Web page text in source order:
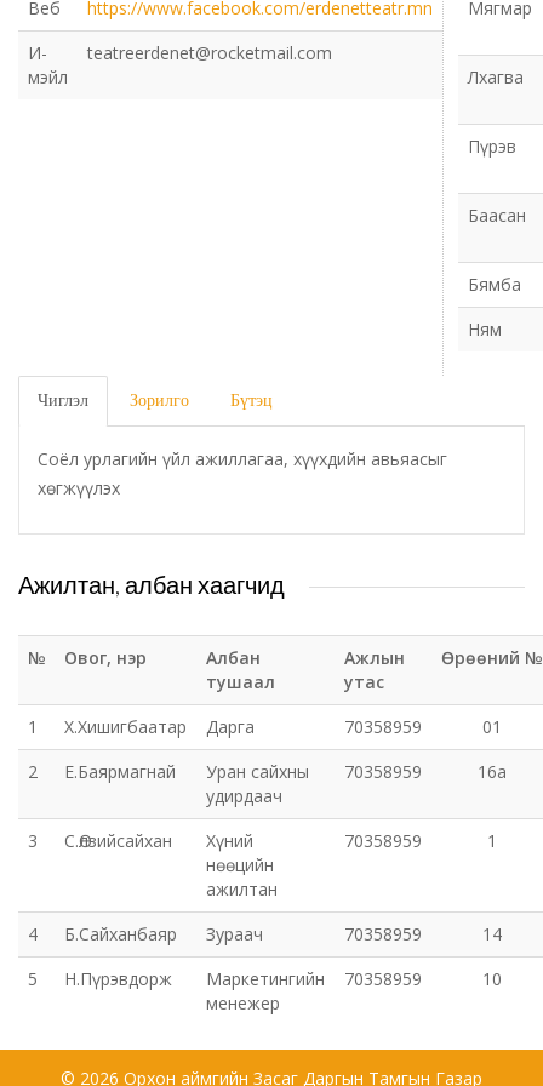
Газрын харилцаа барилга хот байгуулалтын газар
Санхүүгийн хяналт, дотоод аудитын газар
Стандарт, хэмжил зүйн хэлтэс
Статистикийн хэлтэс
Татварын газар
Улсын бүртгэлийн хэлтэс
Ус цаг уур, орчны шинжилгээний төв
Хүүхэд, гэр бүлийн хөгжил, хамгааллын газар
Хөдөлмөр, халамжийн үйлчилгээний газар
Цагдаагийн газар
Шүүх шинжилгээний хэлтэс
нээлттэй хорих анги
Веб
https://www.facebook.com/erdenetteatr.mn
И-
мэйл
teatreerdenet@rocketmail.com
Мягмар
Лхагва
Пүрэв
Баасан
Бямба
Ням
Чиглэл Зорилго Бүтэц
Соёл урлагийн үйл ажиллагаа, хүүхдийн авьяасыг
хөгжүүлэх
Ажилтан, албан хаагчид
№ Овог, нэр
Албан
тушаал
Ажлын
утас
Өрөөний №
1 Х.Хишигбаатар Дарга 70358959
01
2
Е.Баярмагнай
Уран сайхны
удирдаач
70358959 16а
3 С.Өлзийсайхан
Хүний
нөөцийн
ажилтан
70358959 1
4 Б.Сайханбаяр Зураач 70358959
14
5
Н.Пүрэвдорж
Маркетингийн
менежер
70358959 10
© 2026 Орхон аймгийн Засаг Даргын Тамгын Газар